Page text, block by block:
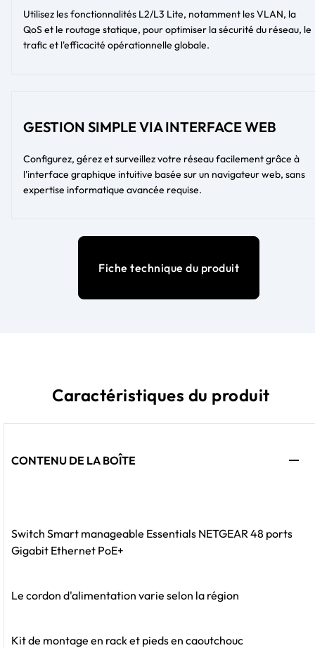
Utilisez les fonctionnalités L2/L3 Lite, notamment les VLAN, la
QoS et le routage statique, pour optimiser la sécurité du réseau, le
trafic et l'efficacité opérationnelle globale.
GESTION SIMPLE VIA INTERFACE WEB
Configurez, gérez et surveillez votre réseau facilement grâce à
l'interface graphique intuitive basée sur un navigateur web, sans
expertise informatique avancée requise.
Fiche technique du produit
Caractéristiques du produit
CONTENU DE LA BOÎTE
Switch Smart manageable Essentials NETGEAR 48 ports
Gigabit Ethernet PoE+
Le cordon d'alimentation varie selon la région
Kit de montage en rack et pieds en caoutchouc